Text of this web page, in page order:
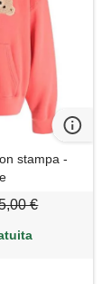
stampa -
€